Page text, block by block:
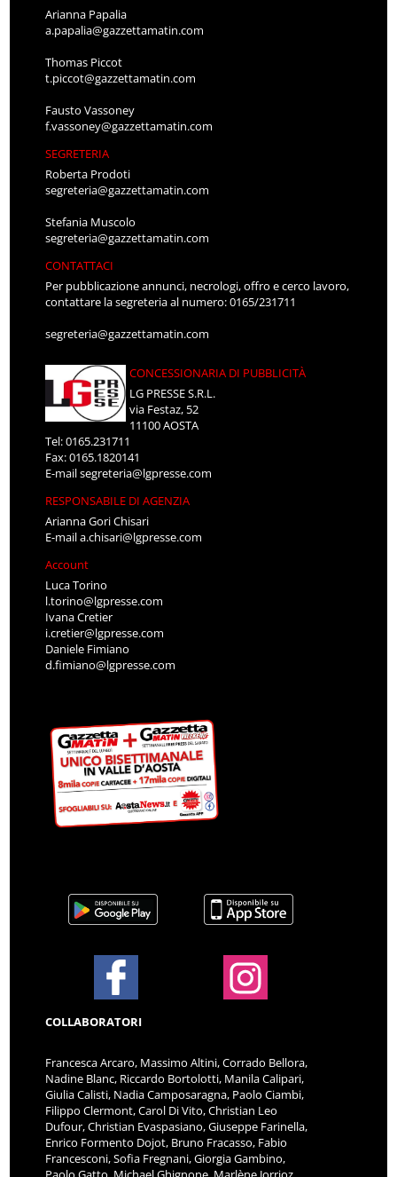
Arianna Papalia
a.papalia@gazzettamatin.com
Thomas Piccot
t.piccot@gazzettamatin.com
Fausto Vassoney
f.vassoney@gazzettamatin.com
SEGRETERIA
Roberta Prodoti
segreteria@gazzettamatin.com
Stefania Muscolo
segreteria@gazzettamatin.com
CONTATTACI
Per pubblicazione annunci, necrologi, offro e cerco lavoro,
contattare la segreteria al numero: 0165/231711
segreteria@gazzettamatin.com
CONCESSIONARIA DI PUBBLICITÀ
LG PRESSE S.R.L.
via Festaz, 52
11100 AOSTA
Tel: 0165.231711
Fax: 0165.1820141
E-mailsegreteria@lgpresse.com
RESPONSABILE DI AGENZIA
Arianna Gori Chisari
E-maila.chisari@lgpresse.com
Account
Luca Torino
l.torino@lgpresse.com
Ivana Cretier
i.cretier@lgpresse.com
Daniele Fimiano
d.fimiano@lgpresse.com
COLLABORATORI
Francesca Arcaro, Massimo Altini, Corrado Bellora,
Nadine Blanc, Riccardo Bortolotti, Manila Calipari,
Giulia Calisti, Nadia Camposaragna, Paolo Ciambi,
Filippo Clermont, Carol Di Vito, Christian Leo
Dufour, Christian Evaspasiano, Giuseppe Farinella,
Enrico Formento Dojot, Bruno Fracasso, Fabio
Francesconi, Sofia Fregnani, Giorgia Gambino,